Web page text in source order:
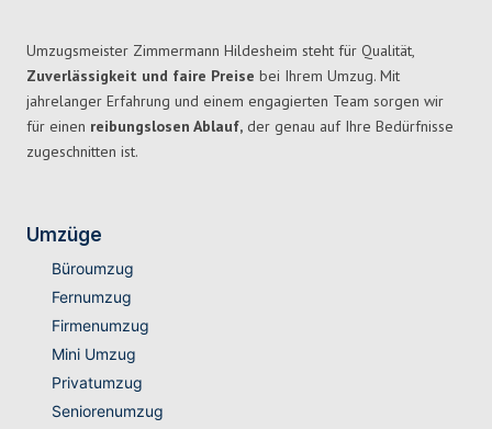
Umzugsmeister Zimmermann Hildesheim steht für Qualität,
Zuverlässigkeit und faire Preise bei Ihrem Umzug. Mit
jahrelanger Erfahrung und einem engagierten Team sorgen wir
für einen reibungslosen Ablauf, der genau auf Ihre Bedürfnisse
zugeschnitten ist.
Umzüge
Büroumzug
Fernumzug
Firmenumzug
Mini Umzug
Privatumzug
Seniorenumzug